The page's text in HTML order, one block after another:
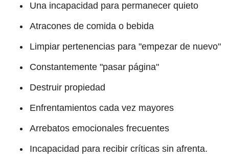
Una incapacidad para permanecer quieto
Atracones de comida o bebida
Limpiar pertenencias para "empezar de nuevo"
Constantemente "pasar página"
Destruir propiedad
Enfrentamientos cada vez mayores
Arrebatos emocionales frecuentes
Incapacidad para recibir críticas sin afrenta.